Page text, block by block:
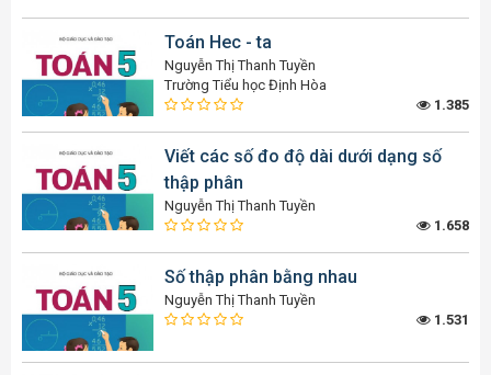
Toán Hec - ta
Nguyễn Thị Thanh Tuyền
Trường Tiểu học Định Hòa
1.385
Viết các số đo độ dài dưới dạng số
thập phân
Nguyễn Thị Thanh Tuyền
1.658
Số thập phân bằng nhau
Nguyễn Thị Thanh Tuyền
1.531